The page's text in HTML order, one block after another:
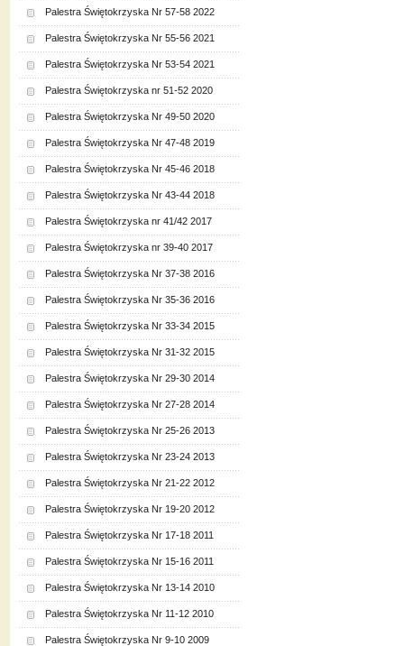
Palestra Świętokrzyska Nr 57-58 2022
Palestra Świętokrzyska Nr 55-56 2021
Palestra Świętokrzyska Nr 53-54 2021
Palestra Świętokrzyska nr 51-52 2020
Palestra Świętokrzyska Nr 49-50 2020
Palestra Świętokrzyska Nr 47-48 2019
Palestra Świętokrzyska Nr 45-46 2018
Palestra Świętokrzyska Nr 43-44 2018
Palestra Świętokrzyska nr 41/42 2017
Palestra Świętokrzyska nr 39-40 2017
Palestra Świętokrzyska Nr 37-38 2016
Palestra Świętokrzyska Nr 35-36 2016
Palestra Świętokrzyska Nr 33-34 2015
Palestra Świętokrzyska Nr 31-32 2015
Palestra Świętokrzyska Nr 29-30 2014
Palestra Świętokrzyska Nr 27-28 2014
Palestra Świętokrzyska Nr 25-26 2013
Palestra Świętokrzyska Nr 23-24 2013
Palestra Świętokrzyska Nr 21-22 2012
Palestra Świętokrzyska Nr 19-20 2012
Palestra Świętokrzyska Nr 17-18 2011
Palestra Świętokrzyska Nr 15-16 2011
Palestra Świętokrzyska Nr 13-14 2010
Palestra Świętokrzyska Nr 11-12 2010
Palestra Świętokrzyska Nr 9-10 2009